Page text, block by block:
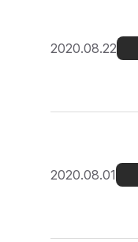
2020.08.22
2020.08.01